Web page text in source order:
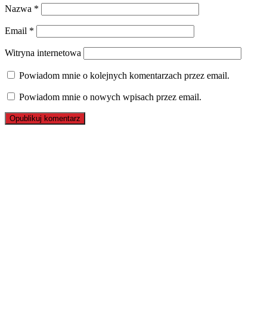
Nazwa *
Email *
Witryna internetowa
Powiadom mnie o kolejnych komentarzach przez email.
Powiadom mnie o nowych wpisach przez email.